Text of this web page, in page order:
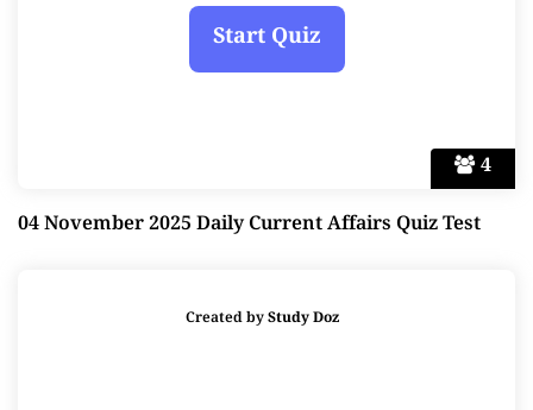
4
04 November 2025 Daily Current Affairs Quiz Test
Created byStudy Doz